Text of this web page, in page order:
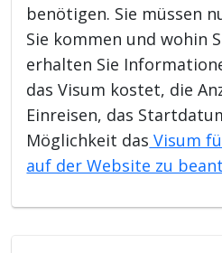
benötigen. Sie müssen
Sie kommen und wohin
erhalten Sie
das Visum kostet, die
Einreisen, das
Möglichkeit das Visum
auf der Website zu